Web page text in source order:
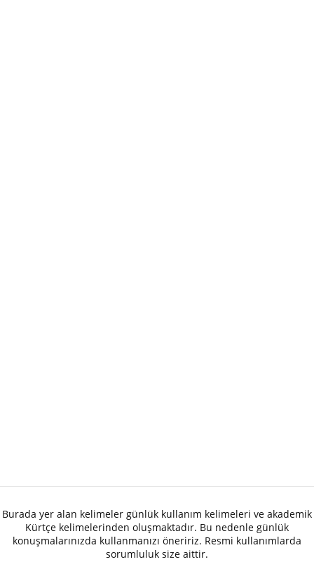
Burada yer alan kelimeler günlük kullanım kelimeleri ve akademik
Kürtçe kelimelerinden oluşmaktadır. Bu nedenle günlük
konuşmalarınızda kullanmanızı öneririz. Resmi kullanımlarda
sorumluluk size aittir.